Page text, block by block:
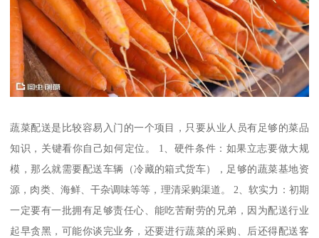
蔬菜配送是比较容易入门的一个项目，只要从业人员有足够的菜品
知识，关键看你自己如何定位。 1、硬件条件：如果立志要做大规
模，那么就需要配送车辆（冷藏的箱式货车），足够的蔬菜基地资
源，肉类、海鲜、干杂调味等等，理清采购渠道。 2、软实力：初期
一定要有一批拥有足够责任心、能吃苦耐劳的兄弟，因为配送行业
起早贪黑，可能你谈完业务，还要进行蔬菜的采购、后还得配送客